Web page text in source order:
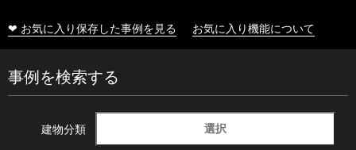
❤ お気に入り保存した事例を見る お気に入り機能について
事例を検索する
建物分類 選択